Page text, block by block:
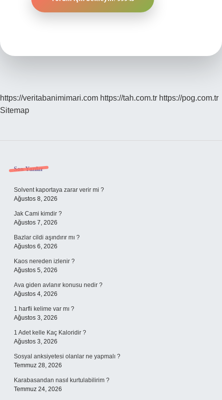
https://veritabanimimari.com https://tah.com.tr https://pog.com.tr
Sitemap
Sidebar
Son Yazılar
Solvent kaportaya zarar verir mi ?
Ağustos 8, 2026
Jak Cami kimdir ?
Ağustos 7, 2026
Bazlar cildi aşındırır mı ?
Ağustos 6, 2026
Kaos nereden izlenir ?
Ağustos 5, 2026
Ava giden avlanır konusu nedir ?
Ağustos 4, 2026
1 harfli kelime var mı ?
Ağustos 3, 2026
1 Adet kelle Kaç Kaloridir ?
Ağustos 3, 2026
Sosyal anksiyetesi olanlar ne yapmalı ?
Temmuz 28, 2026
Karabasandan nasıl kurtulabilirim ?
Temmuz 24, 2026